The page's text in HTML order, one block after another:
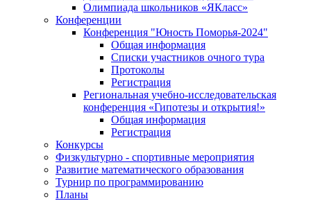
Олимпиада школьников «ЯКласс»
Конференции
Конференция "Юность Поморья-2024"
Общая информация
Списки участников очного тура
Протоколы
Регистрация
Региональная учебно-исследовательская
конференция «Гипотезы и открытия!»
Общая информация
Регистрация
Конкурсы
Физкультурно - спортивные мероприятия
Развитие математического образования
Турнир по программированию
Планы